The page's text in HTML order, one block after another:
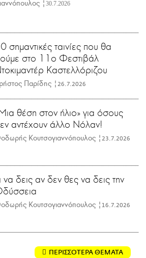
| 30.7.2026
σημαντικές ταινίες που θα
στο 11ο Φεστιβάλ
Καστελλόριζου
Παρίδης | 26.7.2026
θέση στον ήλιο» για όσους
αντέχουν άλλο Νόλαν!
Κουτσογιαννόπουλος | 23.7.2026
να δεις αν δεν θες να δεις την
Κουτσογιαννόπουλος | 16.7.2026
ΠΕΡΙΣΣΟΤΕΡΑ ΘΕΜΑΤΑ